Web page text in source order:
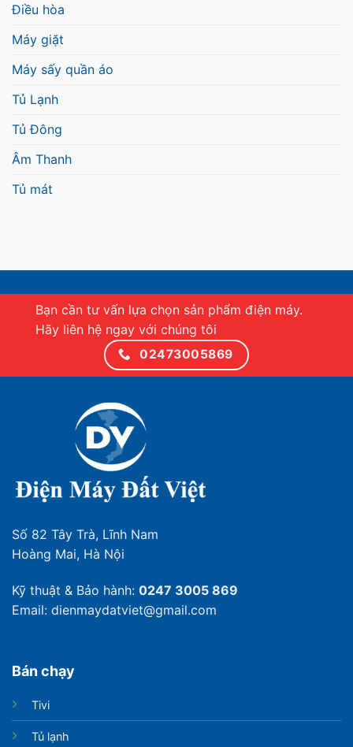
Điều hòa
Máy giặt
Máy sấy quần áo
Tủ Lạnh
Tủ Đông
Âm Thanh
Tủ mát
Bạn cần tư vấn lựa chọn sản phẩm điện máy.
Hãy liên hệ ngay với chúng tôi
02473005869
Số 82 Tây Trà, Lĩnh Nam
Hoàng Mai, Hà Nội
Kỹ thuật & Bảo hành: 0247 3005 869
Email: dienmaydatviet@gmail.com
Bán chạy
Tivi
Tủ lạnh